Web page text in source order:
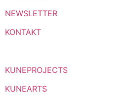
NEWSLETTER
KONTAKT
KUNEPROJECTS
KUNEARTS